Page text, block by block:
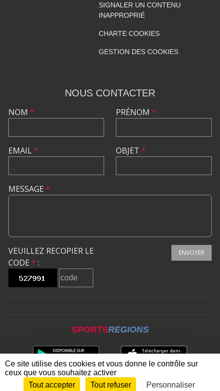
SIGNALER UN CONTENU
INAPPROPRIÉ
CHARTE COOKIES
GESTION DES COOKIES
NOUS CONTACTER
NOM *
EMAIL*
PRÉNOM *
OBJET *
MESSAGE *
VEUILLEZ RECOPIER LE
CODE * :
ENVOYER
SPORTSREGIONS
Envie de participer ? CONNEXION
Ce site utilise des cookies et vous donne le contrôle sur
ceux que vous souhaitez activer
Tout accepter
Tout refuser Personnaliser